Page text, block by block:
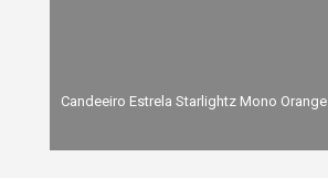
Candeeiro Estrela Starlightz Mono Orange